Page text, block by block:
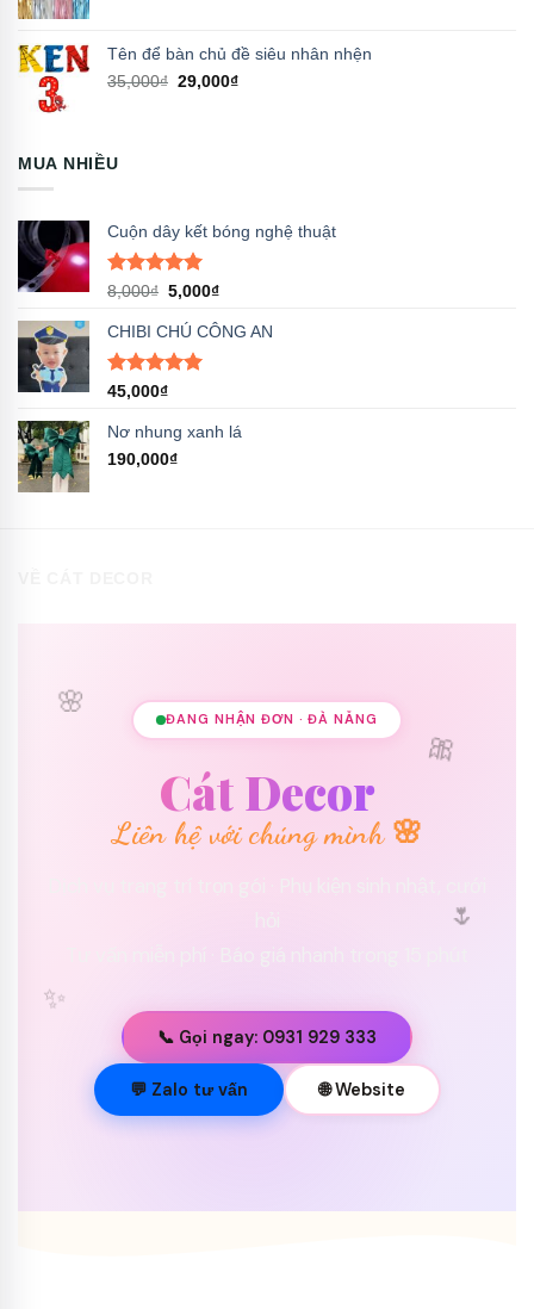
Tên để bàn chủ đề siêu nhân nhện
35,000₫ Giá
29,000₫Giá
MUA NHIỀU
Cuộn dây kết bóng nghệ thuật
Được xếp
5 sao
8,000₫ Giá
là:
8,000₫.
5,000₫Giá
tại
CHIBI CHÚ CÔNG AN
Được xếp
5 sao
45,000₫
Nơ nhung xanh lá
190,000₫
🌸
🎀
✨
🌷
💐
ĐANG NHẬN ĐƠN · ĐÀ NẴNG
Cát Decor
Liên hệ với chúng mình 🌸
📞 Gọi ngay: 0931 929 333
💬 Zalo tư vấn 🌐 Website